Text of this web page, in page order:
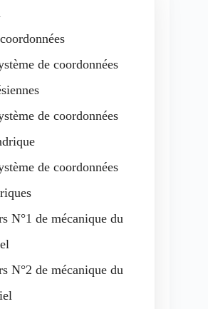
de coordonnées
de coordonnées
de coordonnées
N°1 de mécanique du
N°2 de mécanique du